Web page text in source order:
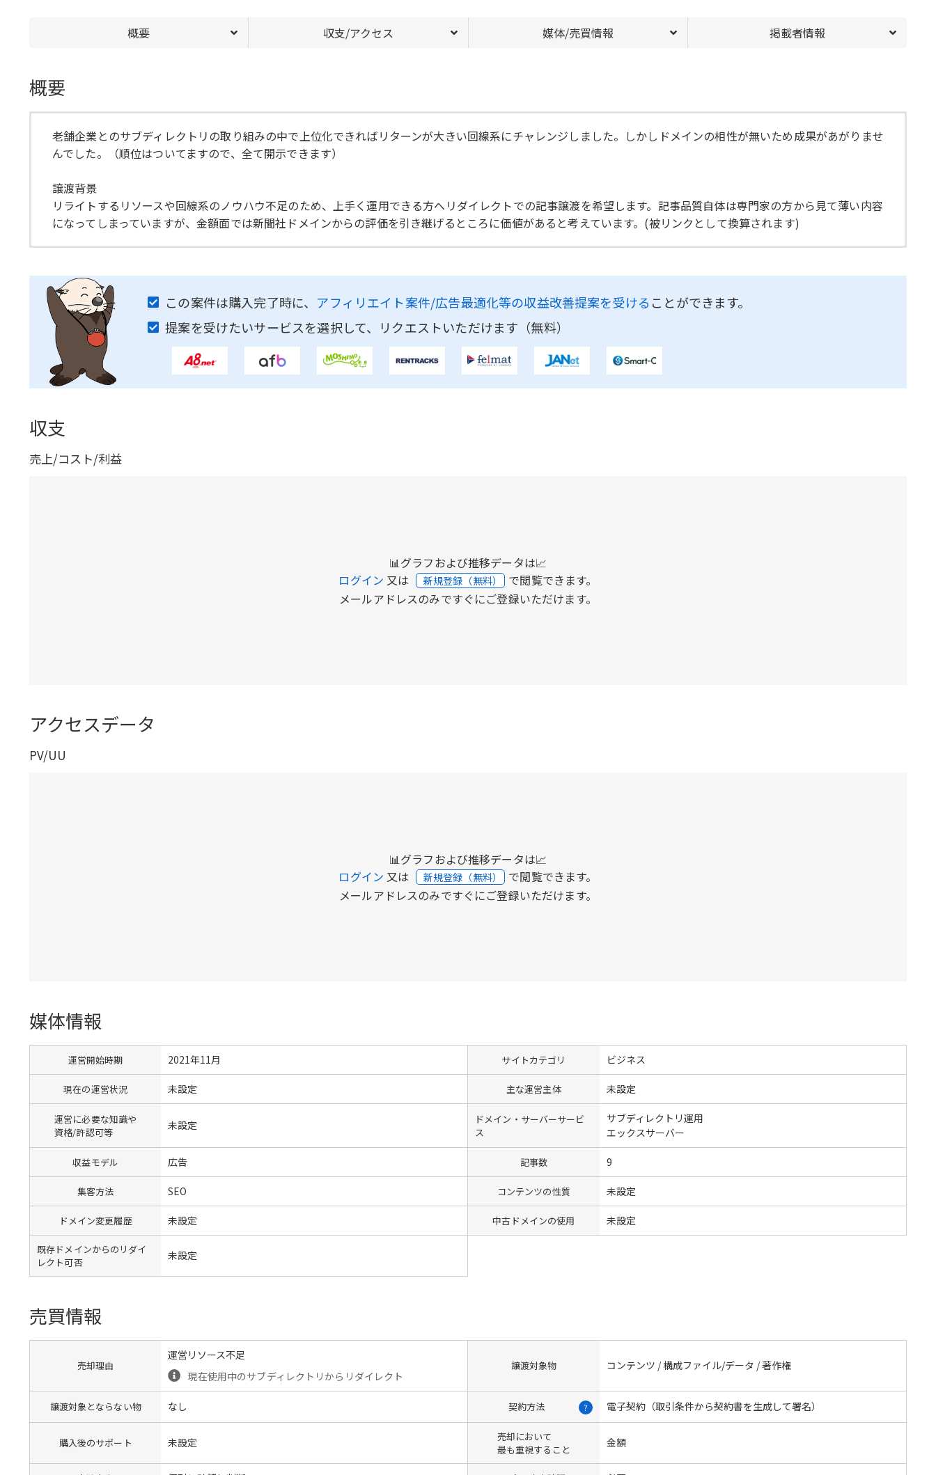
概要 収支/アクセス 媒体/売買情報 掲載者情報
概要
老舗企業とのサブディレクトリの取り組みの中で上位化できればリターンが大きい回線系にチャレンジしました。しかしドメインの相性が無いため成果があがりませ
んでした。（順位はついてますので、全て開示できます）
譲渡背景
リライトするリソースや回線系のノウハウ不足のため、上手く運用できる方へリダイレクトでの記事譲渡を希望します。記事品質自体は専門家の方から見て薄い内容
になってしまっていますが、金額面では新聞社ドメインからの評価を引き継げるところに価値があると考えています。(被リンクとして換算されます)
この案件は購入完了時に、 アフィリエイト案件/広告最適化等の収益改善提案を受ける ことができます。
提案を受けたいサービスを選択して、リクエストいただけます（無料）
収支
売上/コスト/利益
📊グラフおよび推移データは📈
ログイン 又は 新規登録（無料） で閲覧できます。
メールアドレスのみですぐにご登録いただけます。
アクセスデータ
PV/UU
📊グラフおよび推移データは📈
ログイン 又は 新規登録（無料） で閲覧できます。
メールアドレスのみですぐにご登録いただけます。
媒体情報
運営開始時期 2021年11月 サイトカテゴリ ビジネス
現在の運営状況 未設定 主な運営主体 未設定
運営に必要な知識や
資格/許認可等
未設定
ドメイン・サーバーサービ
ス
サブディレクトリ運用
エックスサーバー
収益モデル 広告 記事数 9
集客方法 SEO コンテンツの性質 未設定
ドメイン変更履歴 未設定 中古ドメインの使用 未設定
既存ドメインからのリダイ
レクト可否
未設定
売買情報
売却理由
運営リソース不足
現在使用中のサブディレクトリからリダイレクト
譲渡対象物 コンテンツ / 構成ファイル/データ / 著作権
譲渡対象とならない物 なし 契約方法 ? 電子契約（取引条件から契約書を生成して署名）
購入後のサポート 未設定
売却において
最も重視すること
金額